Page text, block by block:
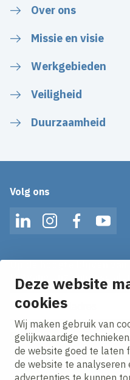
Deze website
cookies
Wij maken gebruik van
gelijkwaardige
de website goed te laten
de website te
advertenties te kunnen
Over ons
Missie en visie
Werkgebieden
Veiligheid
Duurzaamheid
Volg ons
LinkedInInstagramFacebook
Ontvang onze nieuws
E-mailadres
Ik ga akkoord met het